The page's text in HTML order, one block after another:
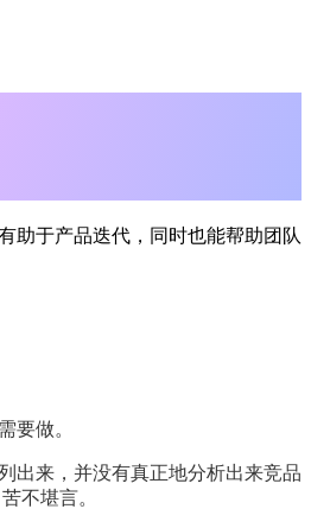
助于产品迭代，同时也能帮助团队
要做。
出来，并没有真正地分析出来竞品
不堪言。